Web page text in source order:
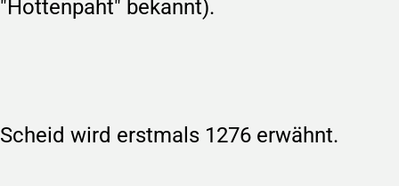
"Hottenpaht" bekannt).
Scheid wird erstmals 1276 erwähnt.